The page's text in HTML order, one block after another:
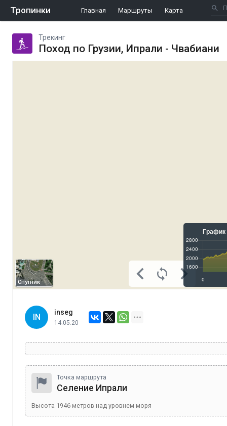
Тропинки Главная Маршруты Карта
Трекинг
Поход по Грузии, Ипрали - Чвабиани
Спутник
IN
inseg
14.05.20
Точка маршрута
Селение Ипрали
Высота 1946 метров над уровнем моря